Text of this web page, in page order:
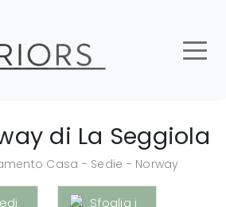
di La Seggiola
Casa - Sedie - Norway